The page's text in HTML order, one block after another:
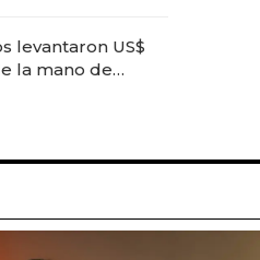
en experiencias
levantaron US$
la mano de